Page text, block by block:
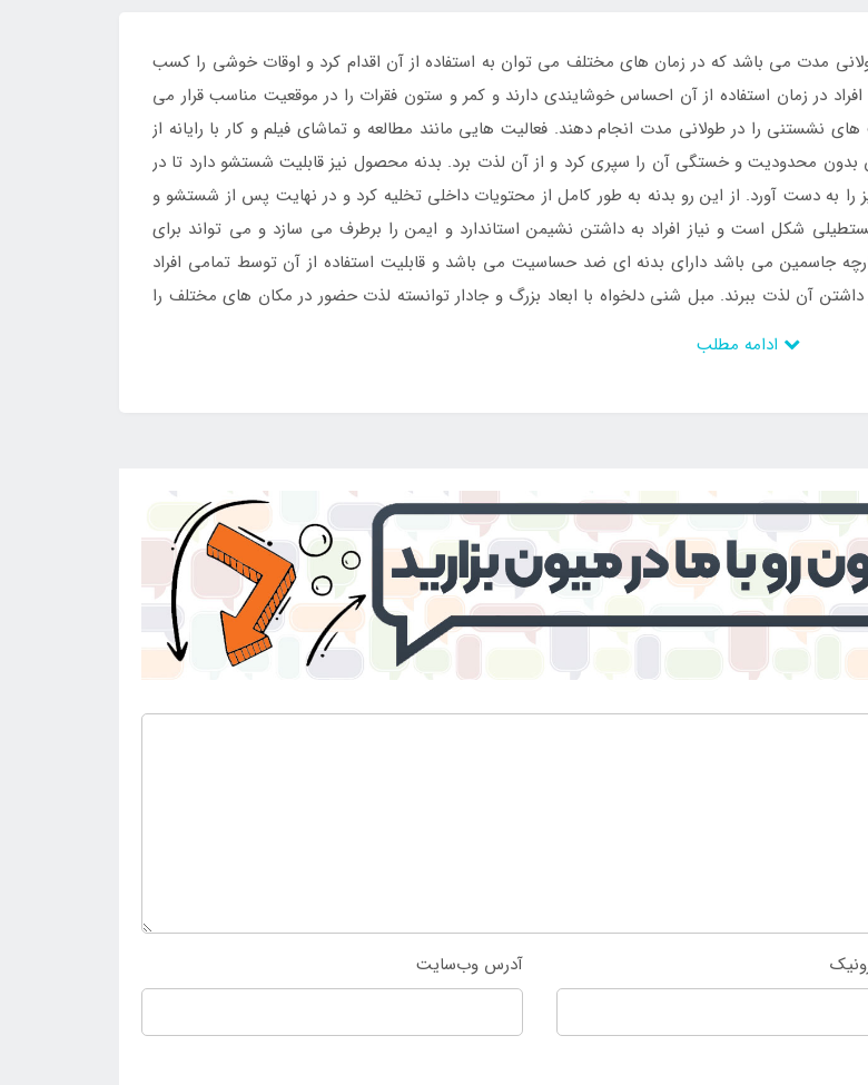
گزینه برای نشستن طولانی مدت می باشد که در زمان های مختلف می توان به استفاده از آن اقدام کرد و اوقات خوشی را کسب
در زمان استفاده از آن احساس خوشایندی دارند و کمر و ستون فقرات را در موقعیت مناسب قرار می
را در طولانی مدت انجام دهند. فعالیت هایی مانند مطالعه و تماشای فیلم و کار با رایانه از
بدون محدودیت و خستگی آن را سپری کرد و از آن لذت برد. بدنه محصول نیز قابلیت شستشو دارد تا در
به دست آورد. از این رو بدنه به طور کامل از محتویات داخلی تخلیه کرد و در نهایت پس از شستشو و
شکل است و نیاز افراد به داشتن نشیمن استاندارد و ایمن را برطرف می سازد و می تواند برای
جاسمین می باشد دارای بدنه ای ضد حساسیت می باشد و قابلیت استفاده از آن توسط تمامی افراد
آن لذت ببرند. مبل شنی دلخواه با ابعاد بزرگ و جادار توانسته لذت حضور در مکان های مختلف را
آدرس وب‌سایت